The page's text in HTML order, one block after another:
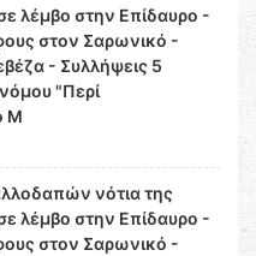
λέμβο στην Επίδαυρο -
στον Σαρωνικό -
- Συλλήψεις 5
"Περί
Μ
νότια της
λέμβο στην Επίδαυρο -
στον Σαρωνικό -